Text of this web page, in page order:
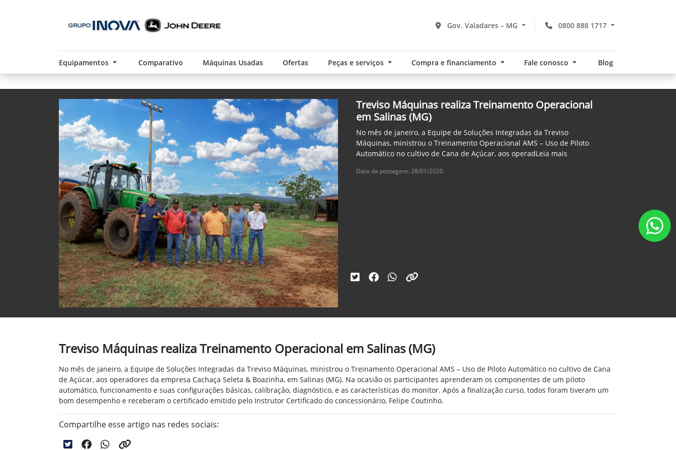
0800 888 1717
Gov. Valadares – MG
Equipamentos Comparativo Máquinas Usadas Ofertas Peças e serviços Compra e financiamento Fale conosco Blog
Treviso Máquinas realiza Treinamento Operacional
em Salinas (MG)
No mês de janeiro, a Equipe de Soluções Integradas da Treviso
Máquinas, ministrou o Treinamento Operacional AMS – Uso de Piloto
Automático no cultivo de Cana de Açúcar, aos operadLeia mais
Data da postagem: 28/01/2020
Treviso Máquinas realiza Treinamento Operacional em Salinas (MG)
No mês de janeiro, a Equipe de Soluções Integradas da Treviso Máquinas, ministrou o Treinamento Operacional AMS – Uso de Piloto Automático no cultivo de Cana
de Açúcar, aos operadores da empresa Cachaça Seleta & Boazinha, em Salinas (MG). Na ocasião os participantes aprenderam os componentes de um piloto
automático, funcionamento e suas configurações básicas, calibração, diagnóstico, e as características do monitor. Após a finalização curso, todos foram tiveram um
bom desempenho e receberam o certificado emitido pelo Instrutor Certificado do concessionário, Felipe Coutinho.
Compartilhe esse artigo nas redes sociais: